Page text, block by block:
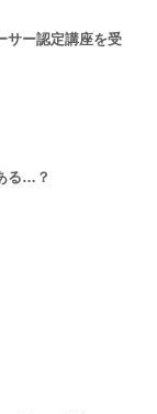
サー認定講座を受
る…？